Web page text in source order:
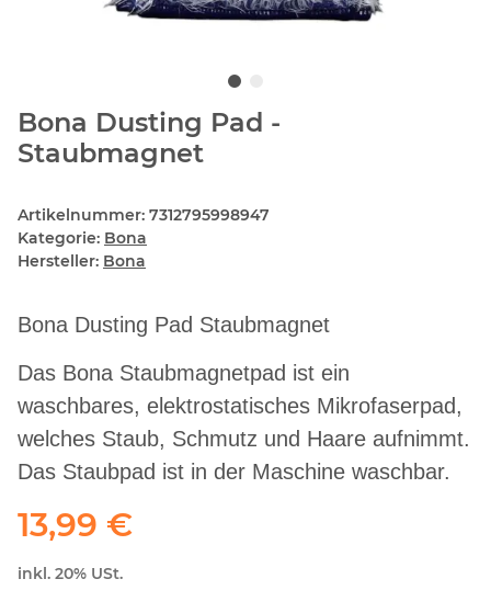
Bona Dusting Pad -
Staubmagnet
Artikelnummer: 7312795998947
Kategorie: Bona
Hersteller: Bona
Bona Dusting Pad Staubmagnet
Das Bona Staubmagnetpad ist ein
waschbares, elektrostatisches Mikrofaserpad,
welches Staub, Schmutz und Haare aufnimmt.
Das Staubpad ist in der Maschine waschbar.
13,99 €
inkl. 20% USt.